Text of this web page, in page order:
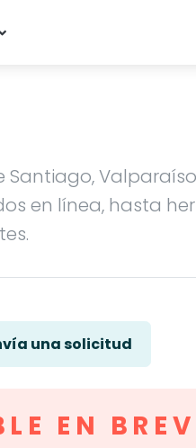
en línea, hasta
una solicitud
EN